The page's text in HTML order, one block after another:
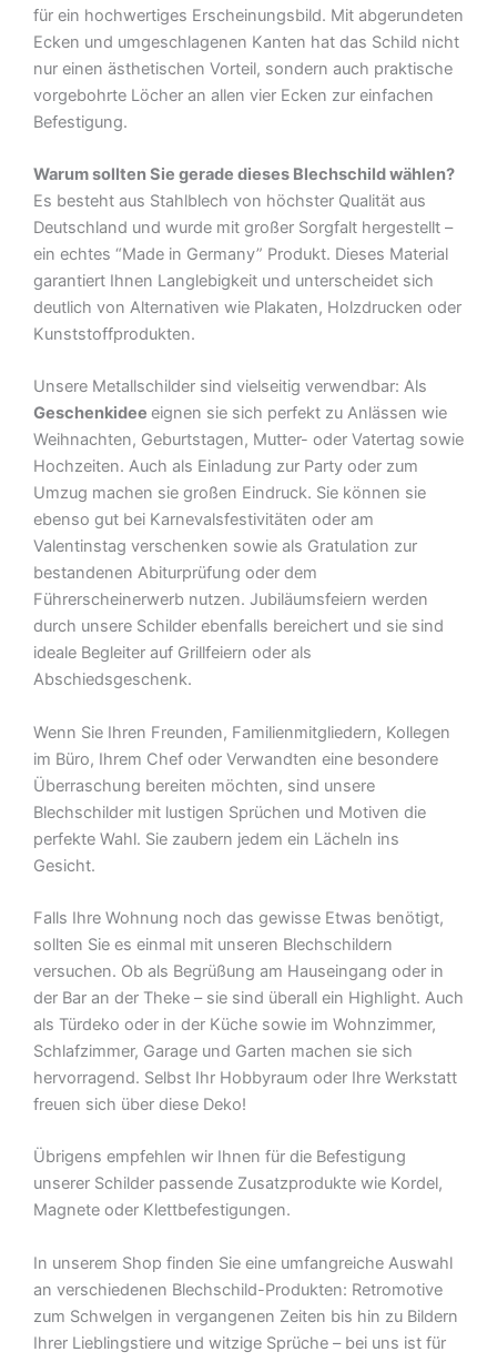
für ein hochwertiges Erscheinungsbild. Mit abgerundeten
Ecken und umgeschlagenen Kanten hat das Schild nicht
nur einen ästhetischen Vorteil, sondern auch praktische
vorgebohrte Löcher an allen vier Ecken zur einfachen
Befestigung.
Warum sollten Sie gerade dieses Blechschild wählen?
Es besteht aus Stahlblech von höchster Qualität aus
Deutschland und wurde mit großer Sorgfalt hergestellt –
ein echtes “Made in Germany” Produkt. Dieses Material
garantiert Ihnen Langlebigkeit und unterscheidet sich
deutlich von Alternativen wie Plakaten, Holzdrucken oder
Kunststoffprodukten.
Unsere Metallschilder sind vielseitig verwendbar: Als
Geschenkidee eignen sie sich perfekt zu Anlässen wie
Weihnachten, Geburtstagen, Mutter- oder Vatertag sowie
Hochzeiten. Auch als Einladung zur Party oder zum
Umzug machen sie großen Eindruck. Sie können sie
ebenso gut bei Karnevalsfestivitäten oder am
Valentinstag verschenken sowie als Gratulation zur
bestandenen Abiturprüfung oder dem
Führerscheinerwerb nutzen. Jubiläumsfeiern werden
durch unsere Schilder ebenfalls bereichert und sie sind
ideale Begleiter auf Grillfeiern oder als
Abschiedsgeschenk.
Wenn Sie Ihren Freunden, Familienmitgliedern, Kollegen
im Büro, Ihrem Chef oder Verwandten eine besondere
Überraschung bereiten möchten, sind unsere
Blechschilder mit lustigen Sprüchen und Motiven die
perfekte Wahl. Sie zaubern jedem ein Lächeln ins
Gesicht.
Falls Ihre Wohnung noch das gewisse Etwas benötigt,
sollten Sie es einmal mit unseren Blechschildern
versuchen. Ob als Begrüßung am Hauseingang oder in
der Bar an der Theke – sie sind überall ein Highlight. Auch
als Türdeko oder in der Küche sowie im Wohnzimmer,
Schlafzimmer, Garage und Garten machen sie sich
hervorragend. Selbst Ihr Hobbyraum oder Ihre Werkstatt
freuen sich über diese Deko!
Übrigens empfehlen wir Ihnen für die Befestigung
unserer Schilder passende Zusatzprodukte wie Kordel,
Magnete oder Klettbefestigungen.
In unserem Shop finden Sie eine umfangreiche Auswahl
an verschiedenen Blechschild-Produkten: Retromotive
zum Schwelgen in vergangenen Zeiten bis hin zu Bildern
Ihrer Lieblingstiere und witzige Sprüche – bei uns ist für